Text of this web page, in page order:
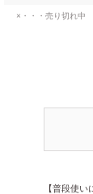
×・・・売り切れ
【普段使い